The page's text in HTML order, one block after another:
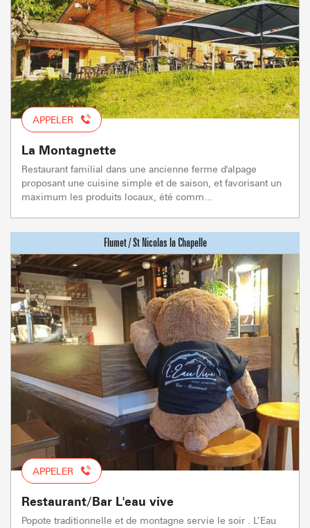
APPELER
La Montagnette
Restaurant familial dans une ancienne ferme d'alpage
proposant une cuisine simple et de saison, et favorisant un
maximum les produits locaux, été comm...
APPELER
Restaurant/Bar L'eau vive
Popote traditionnelle et de montagne servie le soir . L’Eau